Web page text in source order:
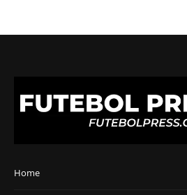
Home